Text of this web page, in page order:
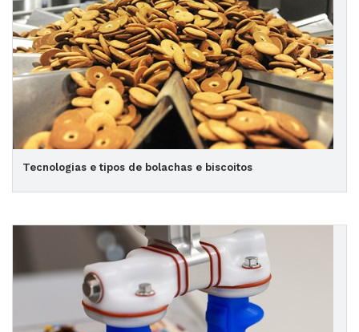
Tecnologias e tipos de bolachas e biscoitos